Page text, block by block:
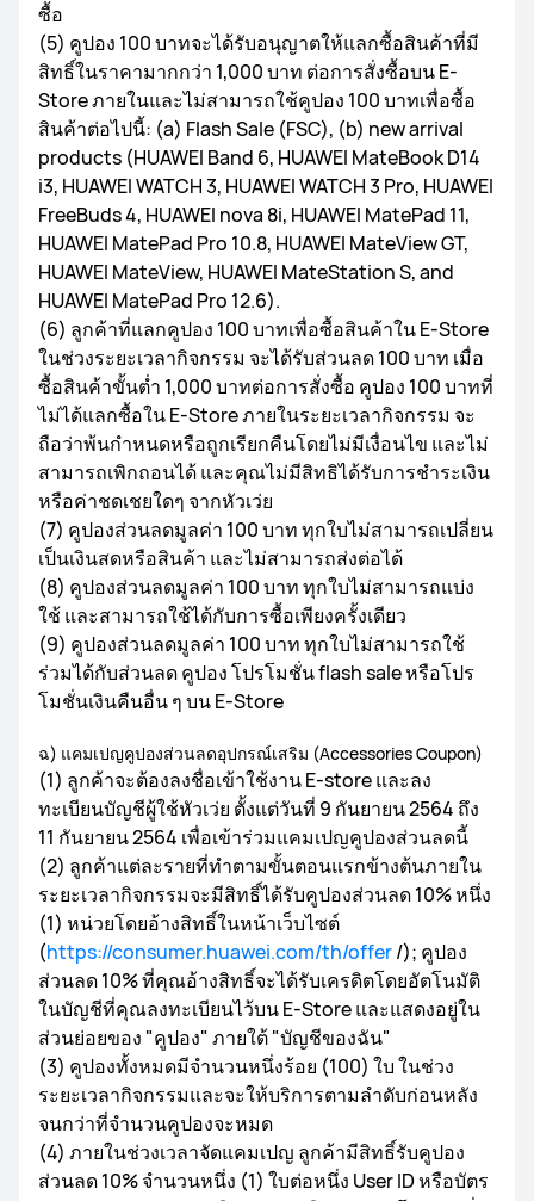
ซื้อ
(5) คูปอง 100 บาทจะได้รับอนุญาตให้แลกซื้อสินค้าที่มี
สิทธิ์ในราคามากกว่า 1,000 บาท ต่อการสั่งซื้อบน E-
Store ภายในและไม่สามารถใช้คูปอง 100 บาทเพื่อซื้อ
สินค้าต่อไปนี้: (a) Flash Sale (FSC), (b) new arrival
products (HUAWEI Band 6, HUAWEI MateBook D14
i3, HUAWEI WATCH 3, HUAWEI WATCH 3 Pro, HUAWEI
FreeBuds 4, HUAWEI nova 8i, HUAWEI MatePad 11,
HUAWEI MatePad Pro 10.8, HUAWEI MateView GT,
HUAWEI MateView, HUAWEI MateStation S, and
HUAWEI MatePad Pro 12.6).
(6) ลูกค้าที่แลกคูปอง 100 บาทเพื่อซื้อสินค้าใน E-Store
ในช่วงระยะเวลากิจกรรม จะได้รับส่วนลด 100 บาท เมื่อ
ซื้อสินค้าขั้นต่ำ 1,000 บาทต่อการสั่งซื้อ คูปอง 100 บาทที่
ไม่ได้แลกซื้อใน E-Store ภายในระยะเวลากิจกรรม จะ
ถือว่าพ้นกำหนดหรือถูกเรียกคืนโดยไม่มีเงื่อนไข และไม่
สามารถเพิกถอนได้ และคุณไม่มีสิทธิได้รับการชำระเงิน
หรือค่าชดเชยใดๆ จากหัวเว่ย
(7) คูปองส่วนลดมูลค่า 100 บาท ทุกใบไม่สามารถเปลี่ยน
เป็นเงินสดหรือสินค้า และไม่สามารถส่งต่อได้
(8) คูปองส่วนลดมูลค่า 100 บาท ทุกใบไม่สามารถแบ่ง
ใช้ และสามารถใช้ได้กับการซื้อเพียงครั้งเดียว
(9) คูปองส่วนลดมูลค่า 100 บาท ทุกใบไม่สามารถใช้
ร่วมได้กับส่วนลด คูปอง โปรโมชั่น flash sale หรือโปร
โมชั่นเงินคืนอื่น ๆ บน E-Store
ฉ) แคมเปญคูปองส่วนลดอุปกรณ์เสริม (Accessories Coupon)
(1) ลูกค้าจะต้องลงชื่อเข้าใช้งาน E-store และลง
ทะเบียนบัญชีผู้ใช้หัวเว่ย ตั้งแต่วันที่ 9 กันยายน 2564 ถึง
11 กันยายน 2564 เพื่อเข้าร่วมแคมเปญคูปองส่วนลดนี้
(2) ลูกค้าแต่ละรายที่ทำตามขั้นตอนแรกข้างต้นภายใน
ระยะเวลากิจกรรมจะมีสิทธิ์ได้รับคูปองส่วนลด 10% หนึ่ง
(1) หน่วยโดยอ้างสิทธิ์ในหน้าเว็บไซต์
(https://consumer.huawei.com/th/offer/); คูปอง
ส่วนลด 10% ที่คุณอ้างสิทธิ์จะได้รับเครดิตโดยอัตโนมัติ
ในบัญชีที่คุณลงทะเบียนไว้บน E-Store และแสดงอยู่ใน
ส่วนย่อยของ "คูปอง" ภายใต้ "บัญชีของฉัน"
(3) คูปองทั้งหมดมีจำนวนหนึ่งร้อย (100) ใบ ในช่วง
ระยะเวลากิจกรรมและจะให้บริการตามลำดับก่อนหลัง
จนกว่าที่จำนวนคูปองจะหมด
(4) ภายในช่วงเวลาจัดแคมเปญ ลูกค้ามีสิทธิ์รับคูปอง
ส่วนลด 10% จำนวนหนึ่ง (1) ใบต่อหนึ่ง User ID หรือบัตร